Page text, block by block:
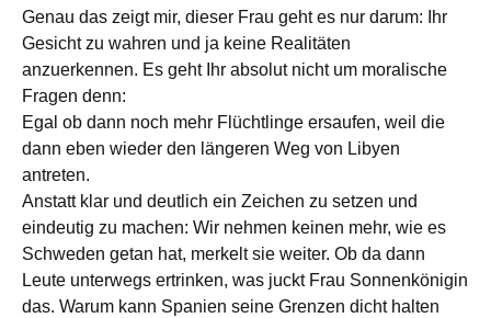
Genau das zeigt mir, dieser Frau geht es nur darum: Ihr
Gesicht zu wahren und ja keine Realitäten
anzuerkennen. Es geht Ihr absolut nicht um moralische
Fragen denn:
Egal ob dann noch mehr Flüchtlinge ersaufen, weil die
dann eben wieder den längeren Weg von Libyen
antreten.
Anstatt klar und deutlich ein Zeichen zu setzen und
eindeutig zu machen: Wir nehmen keinen mehr, wie es
Schweden getan hat, merkelt sie weiter. Ob da dann
Leute unterwegs ertrinken, was juckt Frau Sonnenkönigin
das. Warum kann Spanien seine Grenzen dicht halten